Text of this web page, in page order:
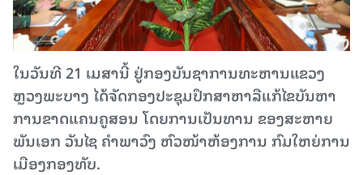
ໃນວັນທີ 21 ເມສານີ້ ຢູ່ກອງບັນຊາການທະຫານແຂວງ
ຫຼວງພະບາງ ໄດ້ຈັດກອງປະຊຸມປຶກສາຫາລືແກ້ໄຂບັນຫາ
ການຂາດແຄນຄູສອນ ໂດຍການເປັນທານ ຂອງສະຫາຍ
ພັນເອກ ວັນໄຊ ຄຳພາວົງ ຫົວໜ້າຫ້ອງການ ກົມໃຫຍ່ການ
ເມືອງກອງທັບ.